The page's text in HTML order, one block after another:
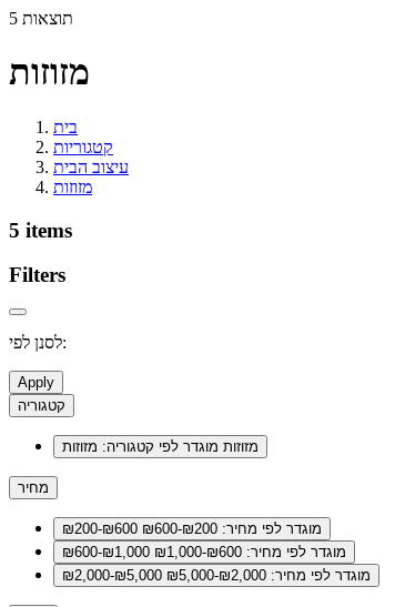
5 תוצאות
מזוזות
בית
קטגוריות
עיצוב הבית
מזוזות
5 items
Filters
לסנן לפי:
Apply
קטגוריה
מזוזות מוגדר לפי קטגוריה: מזוזות
מחיר
₪200-₪600
מוגדר לפי מחיר: ₪200-₪600
₪600-₪1,000
מוגדר לפי מחיר: ₪600-₪1,000
₪2,000-₪5,000
מוגדר לפי מחיר: ₪2,000-₪5,000